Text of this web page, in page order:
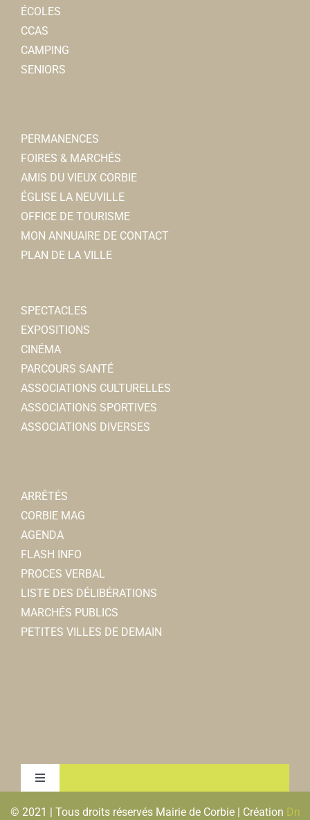
ÉCOLES
CCAS
CAMPING
SENIORS
PERMANENCES
FOIRES & MARCHÉS
AMIS DU VIEUX CORBIE
ÉGLISE LA NEUVILLE
OFFICE DE TOURISME
MON ANNUAIRE DE CONTACT
PLAN DE LA VILLE
SPECTACLES
EXPOSITIONS
CINÉMA
PARCOURS SANTÉ
ASSOCIATIONS CULTURELLES
ASSOCIATIONS SPORTIVES
ASSOCIATIONS DIVERSES
ARRÊTÉS
CORBIE MAG
AGENDA
FLASH INFO
PROCES VERBAL
LISTE DES DÉLIBÉRATIONS
MARCHÉS PUBLICS
PETITES VILLES DE DEMAIN
Toggle
MENTIONS LEGALES & RGPD
© 2021 | Tous droits réservés Mairie de Corbie | Création Dn